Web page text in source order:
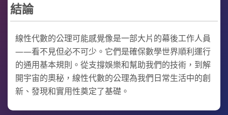
結論
線性代數的公理可能感覺像是一部大片的幕後工作人員
——看不見但必不可少。它們是確保數學世界順利運行
的通用基本規則。從支撐娛樂和幫助我們的技術，到解
開宇宙的奧秘，線性代數的公理為我們日常生活中的創
新、發現和實用性奠定了基礎。